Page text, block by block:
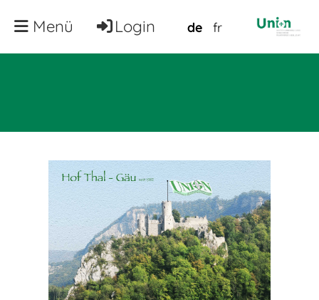
Login de fr
Menü